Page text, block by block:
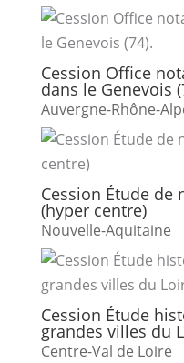
Cession Office
dans le Genevois
Auvergne-Rhône-
Cession Étude de
(hyper centre)
Nouvelle-Aquitaine
Cession Étude
grandes villes du
Centre-Val de Loire